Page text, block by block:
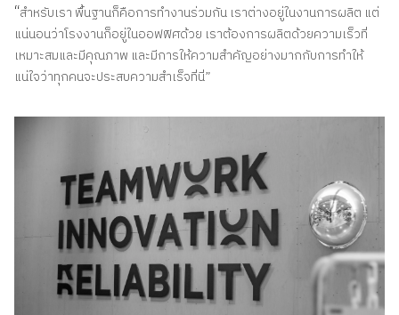
“สำหรับเรา พื้นฐานก็คือการทำงานร่วมกัน เราต่างอยู่ในงานการผลิต แต่
แน่นอนว่าโรงงานก็อยู่ในออฟฟิศด้วย เราต้องการผลิตด้วยความเร็วที่
เหมาะสมและมีคุณภาพ และมีการให้ความสำคัญอย่างมากกับการทำให้
แน่ใจว่าทุกคนจะประสบความสำเร็จที่นี่”